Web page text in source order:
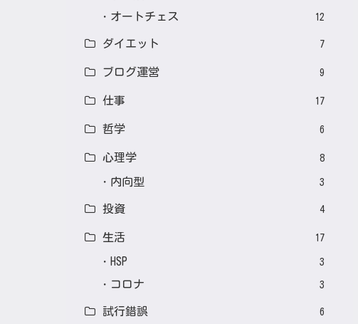
オートチェス 12
ダイエット 7
ブログ運営 9
仕事 17
哲学 6
心理学 8
内向型 3
投資 4
生活 17
HSP 3
コロナ 3
試行錯誤 6